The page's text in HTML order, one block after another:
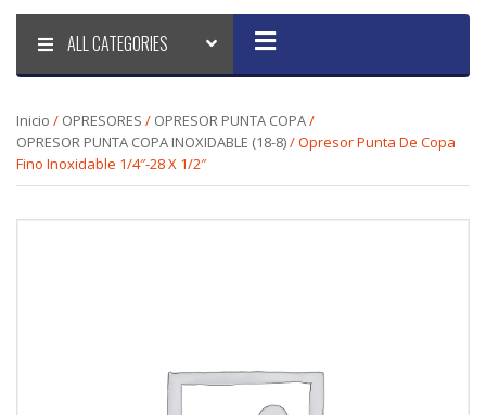
ALL CATEGORIES
Inicio / OPRESORES / OPRESOR PUNTA COPA/
OPRESOR PUNTA COPA INOXIDABLE (18-8)/ Opresor Punta De Copa
Fino Inoxidable 1/4″-28 X 1/2″